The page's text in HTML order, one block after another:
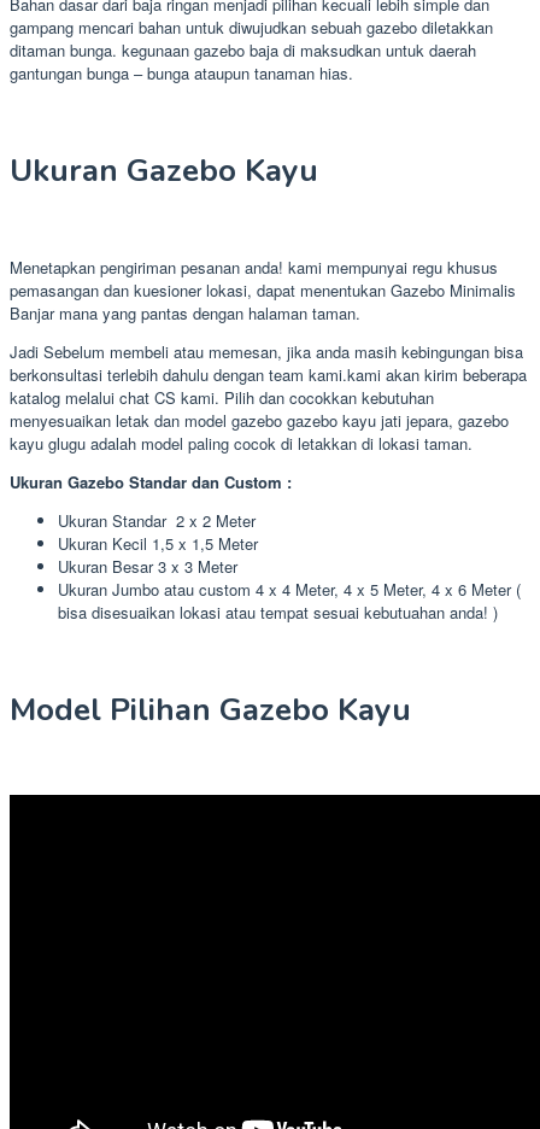
gampang mencari bahan untuk diwujudkan sebuah gazebo diletakkan
ditaman bunga. kegunaan gazebo baja di maksudkan untuk daerah
gantungan bunga – bunga ataupun tanaman hias.
Ukuran Gazebo Kayu
Menetapkan pengiriman pesanan anda! kami mempunyai regu khusus
pemasangan dan kuesioner lokasi, dapat menentukan Gazebo Minimalis
Banjar mana yang pantas dengan halaman taman.
Jadi Sebelum membeli atau memesan, jika anda masih kebingungan bisa
berkonsultasi terlebih dahulu dengan team kami.kami akan kirim beberapa
katalog melalui chat CS kami. Pilih dan cocokkan kebutuhan
menyesuaikan letak dan model gazebo gazebo kayu jati jepara, gazebo
kayu glugu adalah model paling cocok di letakkan di lokasi taman.
Ukuran Gazebo Standar dan Custom :
Ukuran Standar 2 x 2 Meter
Ukuran Kecil 1,5 x 1,5 Meter
Ukuran Besar 3 x 3 Meter
Ukuran Jumbo atau custom 4 x 4 Meter, 4 x 5 Meter, 4 x 6 Meter (
bisa disesuaikan lokasi atau tempat sesuai kebutuahan anda! )
Model Pilihan Gazebo Kayu